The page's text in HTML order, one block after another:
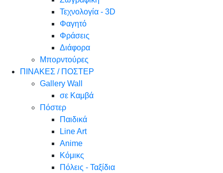
Τεχνολογία - 3D
Φαγητό
Φράσεις
Διάφορα
Μπορντούρες
ΠΙΝΑΚΕΣ / ΠΟΣΤΕΡ
Gallery Wall
σε Καμβά
Πόστερ
Παιδικά
Line Art
Anime
Κόμικς
Πόλεις - Ταξίδια